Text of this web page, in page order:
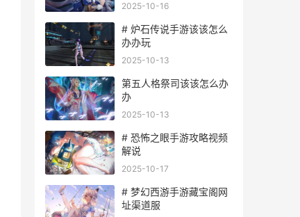
2025-10-16
# 炉石传说手游该该怎么
办办玩
2025-10-13
第五人格祭司该该怎么办
办
2025-10-13
# 恐怖之眼手游攻略视频
解说
2025-10-17
# 梦幻西游手游藏宝阁网
址渠道服